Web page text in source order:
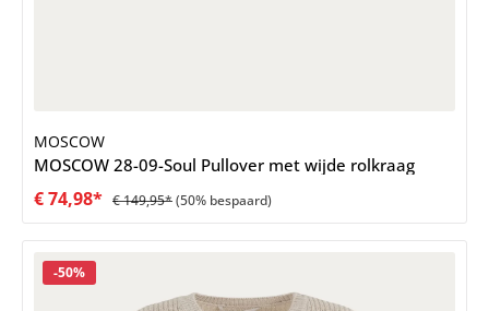
MOSCOW
MOSCOW 28-09-Soul Pullover met wijde rolkraag
€ 74,98* € 149,95*(50% bespaard)
Korting
-50%